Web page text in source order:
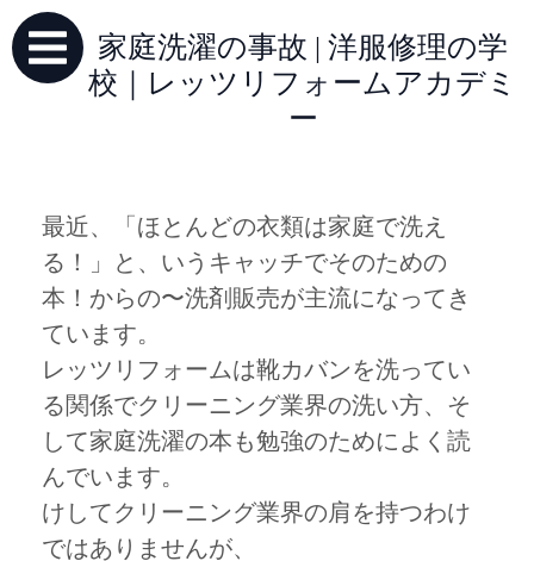
家庭洗濯の事故 | 洋服修理の学
校｜レッツリフォームアカデミ
ー
最近、「ほとんどの衣類は家庭で洗え
る！」と、いうキャッチでそのための
本！からの〜洗剤販売が主流になってき
ています。
レッツリフォームは靴カバンを洗ってい
る関係でクリーニング業界の洗い方、そ
して家庭洗濯の本も勉強のためによく読
んでいます。
けしてクリーニング業界の肩を持つわけ
ではありませんが、